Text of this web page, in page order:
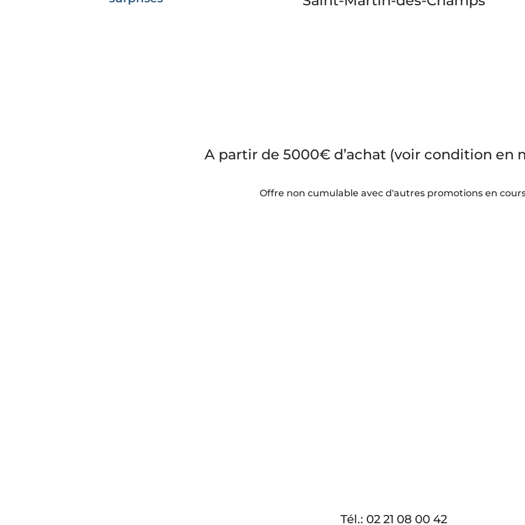
A partir de 5000€ d’achat (voir condition en
Offre non cumulable avec d'autres promotions en
Tél.: 02 21 08 00 42